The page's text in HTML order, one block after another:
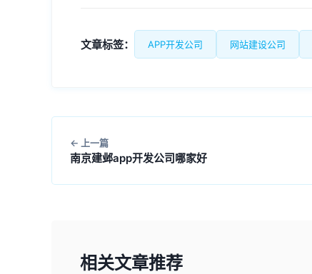
文章标签： APP开发公司 网站建设公司
上一篇
南京建邺app开发公司哪家好
相关文章推荐